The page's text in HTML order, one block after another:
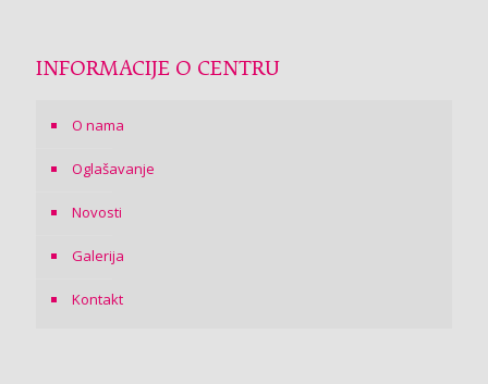
INFORMACIJE O CENTRU
O nama
Oglašavanje
Novosti
Galerija
Kontakt